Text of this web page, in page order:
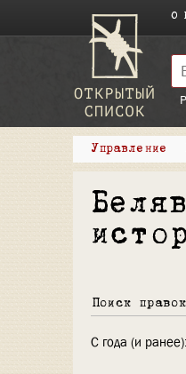
О
Управление
Поиск правок
С года (и ранее):